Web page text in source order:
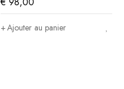
Ajouter au panier